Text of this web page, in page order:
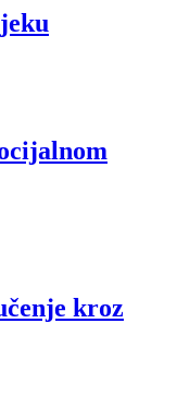
kroz